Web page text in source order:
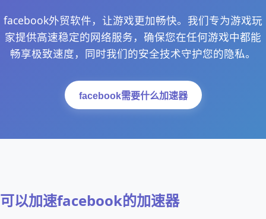
facebook外贸软件，让游戏更加畅快。我们专为游戏玩
家提供高速稳定的网络服务，确保您在任何游戏中都能
畅享极致速度，同时我们的安全技术守护您的隐私。
facebook需要什么加速器
可以加速facebook的加速器